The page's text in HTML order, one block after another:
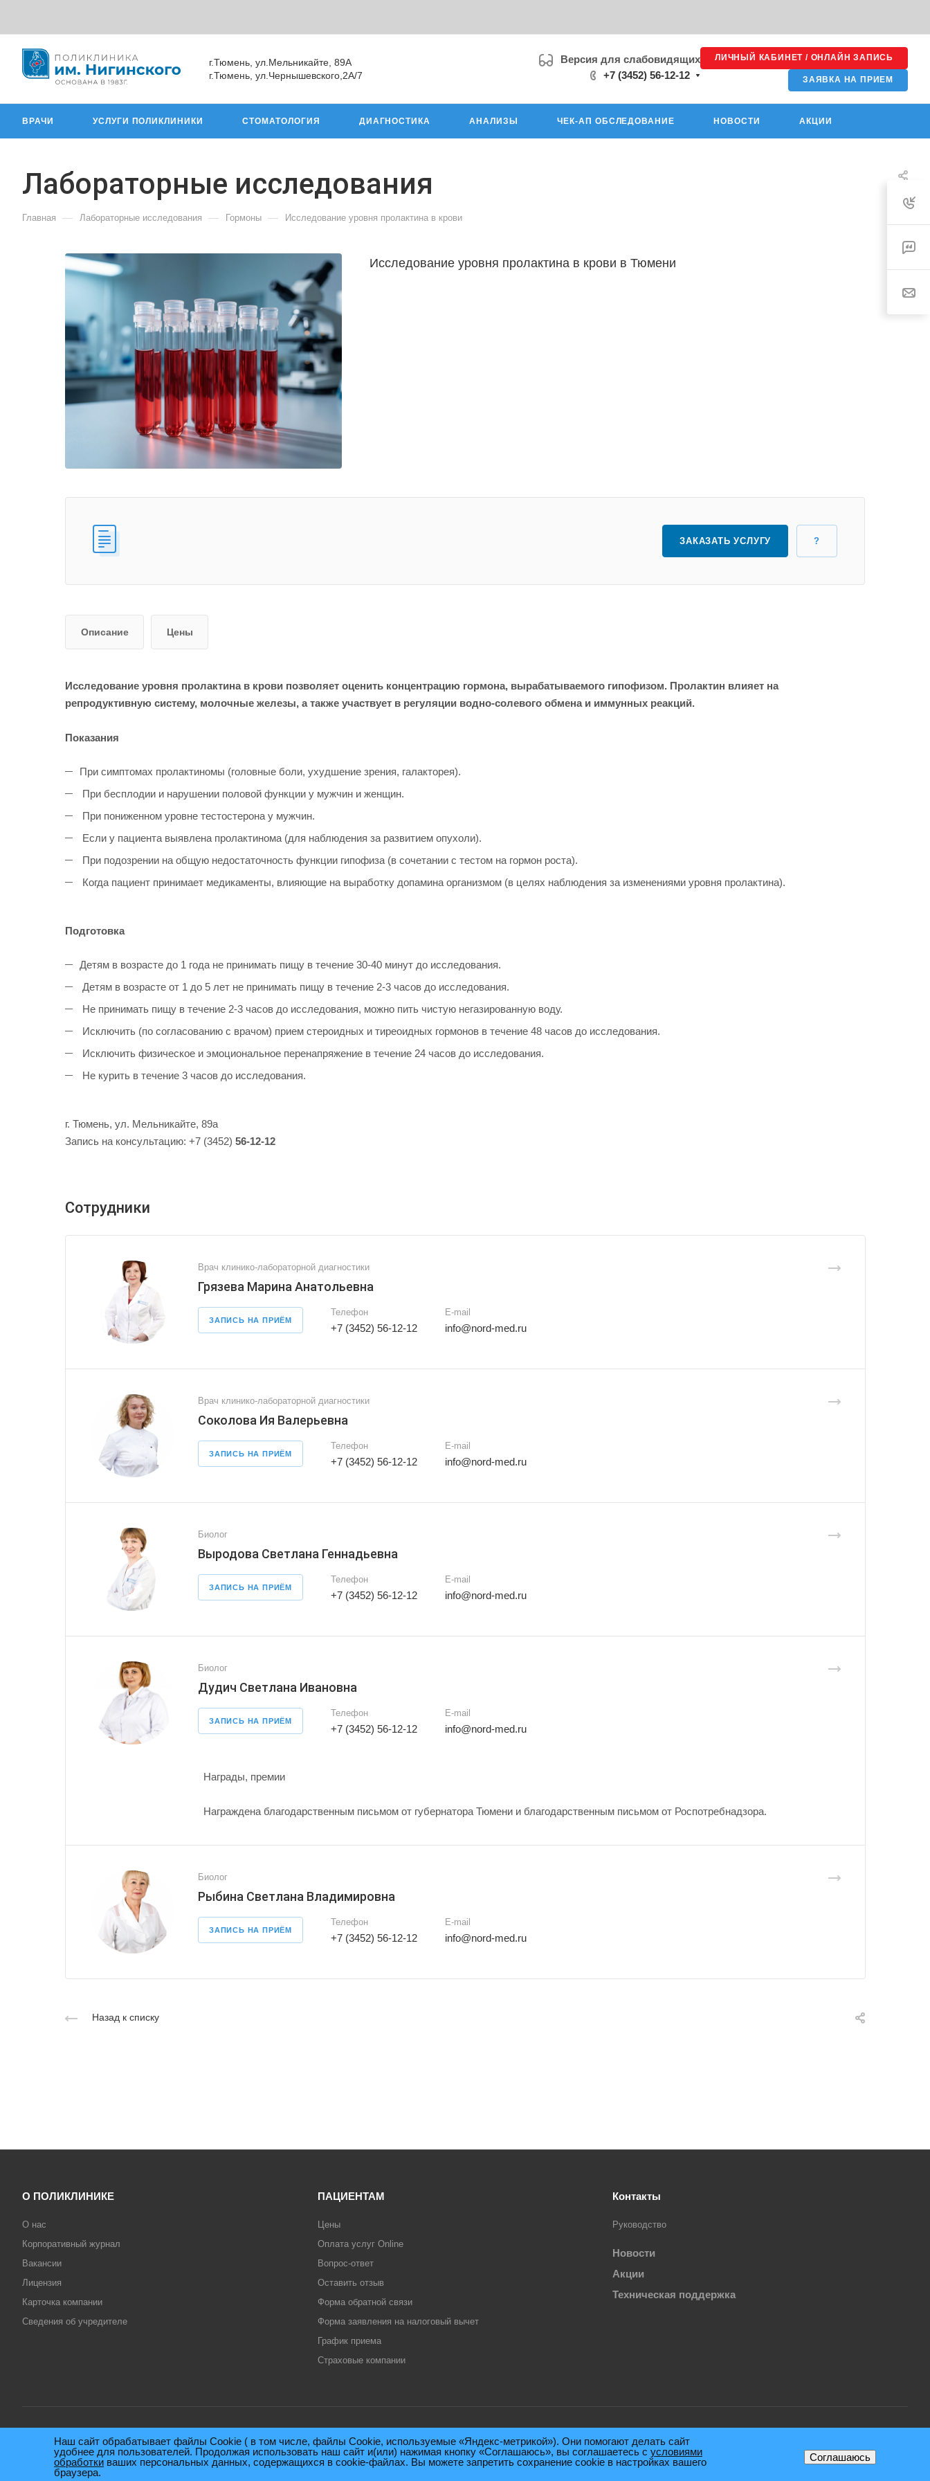
г.Тюмень, ул.Мельникайте, 89А
г.Тюмень, ул.Чернышевского,2А/7
Версия для слабовидящих
+7 (3452) 56-12-12
ЛИЧНЫЙ КАБИНЕТ / ОНЛАЙН ЗАПИСЬ
ЗАЯВКА НА ПРИЕМ
ВРАЧИ УСЛУГИ ПОЛИКЛИНИКИ СТОМАТОЛОГИЯ ДИАГНОСТИКА АНАЛИЗЫ ЧЕК-АП ОБСЛЕДОВАНИЕ НОВОСТИ АКЦИИ
Лабораторные исследования
Главная — Лабораторные исследования — Гормоны — Исследование уровня пролактина в крови
Исследование уровня пролактина в крови в Тюмени
ЗАКАЗАТЬ УСЛУГУ ?
Описание Цены
Исследование уровня пролактина в крови позволяет оценить концентрацию гормона, вырабатываемого гипофизом. Пролактин влияет на
репродуктивную систему, молочные железы, а также участвует в регуляции водно-солевого обмена и иммунных реакций.
Показания
При симптомах пролактиномы (головные боли, ухудшение зрения, галакторея).
При бесплодии и нарушении половой функции у мужчин и женщин.
При пониженном уровне тестостерона у мужчин.
Если у пациента выявлена пролактинома (для наблюдения за развитием опухоли).
При подозрении на общую недостаточность функции гипофиза (в сочетании с тестом на гормон роста).
Когда пациент принимает медикаменты, влияющие на выработку допамина организмом (в целях наблюдения за изменениями уровня пролактина).
Подготовка
Детям в возрасте до 1 года не принимать пищу в течение 30-40 минут до исследования.
Детям в возрасте от 1 до 5 лет не принимать пищу в течение 2-3 часов до исследования.
Не принимать пищу в течение 2-3 часов до исследования, можно пить чистую негазированную воду.
Исключить (по согласованию с врачом) прием стероидных и тиреоидных гормонов в течение 48 часов до исследования.
Исключить физическое и эмоциональное перенапряжение в течение 24 часов до исследования.
Не курить в течение 3 часов до исследования.
г. Тюмень, ул. Мельникайте, 89а
Запись на консультацию: +7 (3452) 56-12-12
Сотрудники
Врач клинико-лабораторной диагностики
Грязева Марина Анатольевна
ЗАПИСЬ НА ПРИЁМ
Телефон
+7 (3452) 56-12-12
E-mail
info@nord-med.ru
Врач клинико-лабораторной диагностики
Соколова Ия Валерьевна
ЗАПИСЬ НА ПРИЁМ
Телефон
+7 (3452) 56-12-12
E-mail
info@nord-med.ru
Биолог
Выродова Светлана Геннадьевна
ЗАПИСЬ НА ПРИЁМ
Телефон
+7 (3452) 56-12-12
E-mail
info@nord-med.ru
Биолог
Дудич Светлана Ивановна
ЗАПИСЬ НА ПРИЁМ
Телефон
+7 (3452) 56-12-12
E-mail
info@nord-med.ru
Награды, премии
Награждена благодарственным письмом от губернатора Тюмени и благодарственным письмом от Роспотребнадзора.
Биолог
Рыбина Светлана Владимировна
ЗАПИСЬ НА ПРИЁМ
Телефон
+7 (3452) 56-12-12
E-mail
info@nord-med.ru
Назад к списку
О ПОЛИКЛИНИКЕ
О нас
Корпоративный журнал
Вакансии
Лицензия
Карточка компании
Сведения об учредителе
ПАЦИЕНТАМ
Цены
Оплата услуг Online
Вопрос-ответ
Оставить отзыв
Форма обратной связи
Форма заявления на налоговый вычет
График приема
Страховые компании
Контакты
Руководство
Новости
Акции
Техническая поддержка
© 2009 - 2026. Поликлиника консультативно-диагностическая им. Е.М.Нигинского
Наш сайт обрабатывает файлы Cookie ( в том числе, файлы Cookie, используемые «Яндекс-метрикой»). Они помогают делать сайт
удобнее для пользователей. Продолжая использовать наш сайт и(или) нажимая кнопку «Соглашаюсь», вы соглашаетесь с условиями
обработки ваших персональных данных, содержащихся в cookie-файлах. Вы можете запретить сохранение cookie в настройках вашего
браузера.
Соглашаюсь